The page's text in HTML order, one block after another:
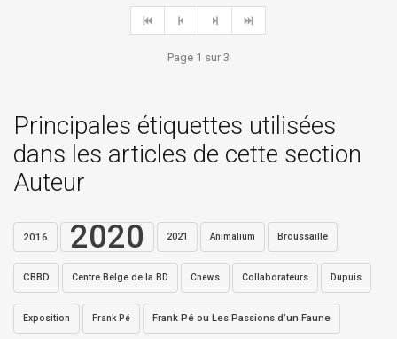
Page 1 sur 3
Principales étiquettes utilisées
dans les articles de cette section
Auteur
2016 2020 2021 Animalium Broussaille
CBBD Centre Belge de la BD Cnews Collaborateurs Dupuis
Exposition Frank Pé Frank Pé ou Les Passions d’un Faune